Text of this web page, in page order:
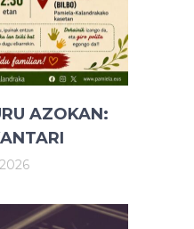
AZOKAN: